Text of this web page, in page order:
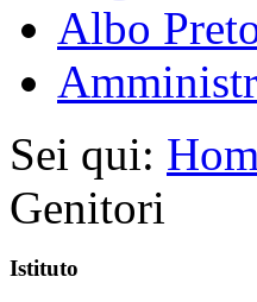
Albo
Sei qui:
Genitori
Istituto